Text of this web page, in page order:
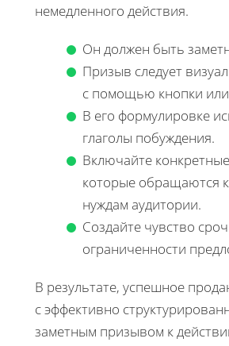
немедленного действия.
Он должен быть
Призыв следует
с помощью кнопки или
В его формулировке
глаголы побуждения.
Включайте
которые обращаются
нуждам аудитории.
Создайте чувство
ограниченности
В результате, успешное
с эффективно
заметным призывом к